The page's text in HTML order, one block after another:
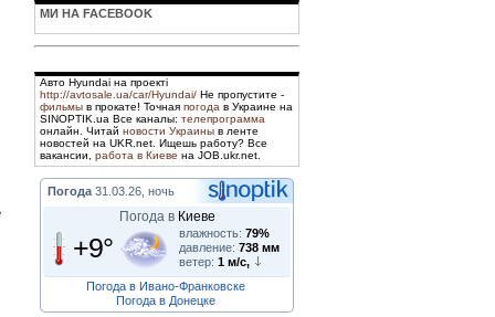
МИ НА FACEBOOK
Авто Hyundai на проекті
http://avtosale.ua/car/Hyundai/ Не пропустите -
фильмы в прокате! Точная погода в Украине на
SINOPTIK.ua Все каналы: телепрограмма
онлайн. Читай новости Украины в ленте
новостей на UKR.net. Ищешь работу? Все
вакансии, работа в Киеве на JOB.ukr.net.
Погода 31.03.26, ночь
Погода в Киеве
+9° влажность: 79%
давление: 738 мм
ветер: 1 м/с,
Погода в Ивано-Франковске
Погода в Донецке